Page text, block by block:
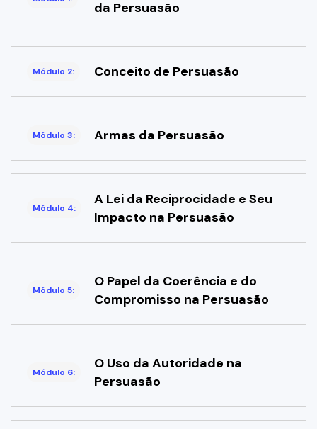
da Persuasão
Módulo 2: Conceito de Persuasão
Módulo 3: Armas da Persuasão
Módulo 4:
A Lei da Reciprocidade e Seu
Impacto na Persuasão
Módulo 5:
O Papel da Coerência e do
Compromisso na Persuasão
Módulo 6:
O Uso da Autoridade na
Persuasão